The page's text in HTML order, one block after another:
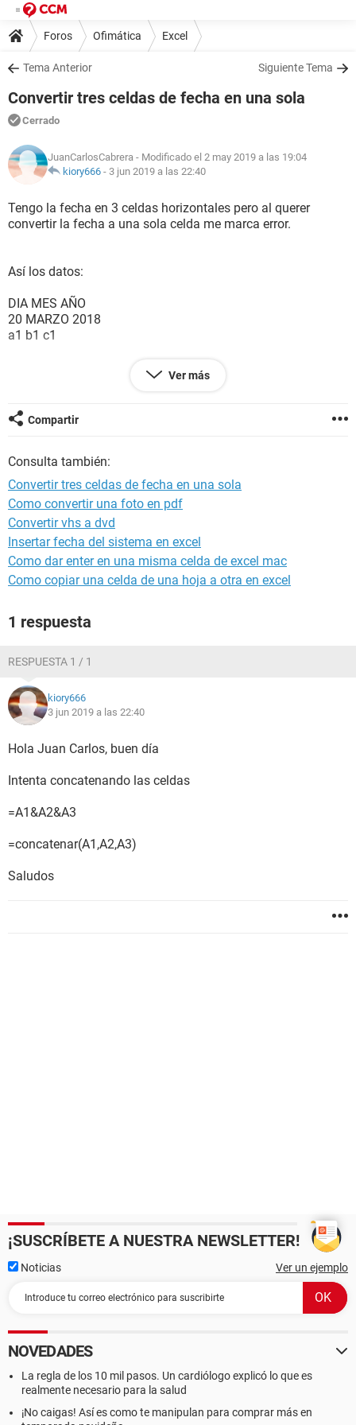
Foros Ofimática Excel
Tema Anterior Siguiente Tema
Convertir tres celdas de fecha en una sola
Cerrado
JuanCarlosCabrera - Modificado el 2 may 2019 a las 19:04
kiory666 - 3 jun 2019 a las 22:40
Tengo la fecha en 3 celdas horizontales pero al querer
convertir la fecha a una sola celda me marca error.
Así los datos:
DIA MES AÑO
20 MARZO 2018
a1 b1 c1
=DATE(A6,B6,C6)
#VALUE!
Gracias desde ya...
Ver más
Compartir
Consulta también:
Convertir tres celdas de fecha en una sola
Como convertir una foto en pdf
Convertir vhs a dvd
Insertar fecha del sistema en excel
Como dar enter en una misma celda de excel mac
Como copiar una celda de una hoja a otra en excel
1 respuesta
RESPUESTA 1 / 1
kiory666
3 jun 2019 a las 22:40
Hola Juan Carlos, buen día
Intenta concatenando las celdas
=A1&A2&A3
=concatenar(A1,A2,A3)
Saludos
¡SUSCRÍBETE A NUESTRA NEWSLETTER!
Noticias Ver un ejemplo
NOVEDADES
La regla de los 10 mil pasos. Un cardiólogo explicó lo que es
realmente necesario para la salud
¡No caigas! Así es como te manipulan para comprar más en